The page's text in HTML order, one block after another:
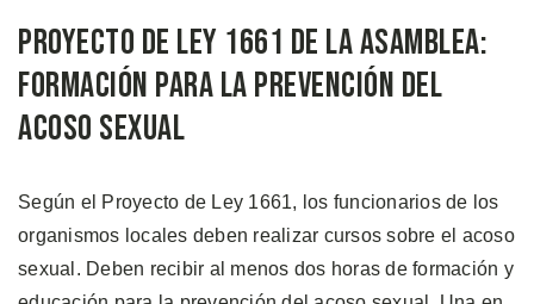
Proyecto de Ley 1661 de la Asamblea:
Formación para la Prevención del
Acoso Sexual
Según el Proyecto de Ley 1661, los funcionarios de los
organismos locales deben realizar cursos sobre el acoso
sexual. Deben recibir al menos dos horas de formación y